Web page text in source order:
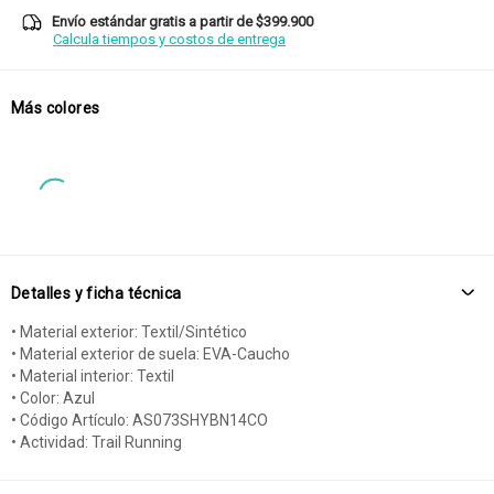
Envío estándar gratis a partir de $399.900
Calcula tiempos y costos de entrega
Más colores
Detalles y ficha técnica
• Material exterior: Textil/Sintético
• Material exterior de suela: EVA-Caucho
• Material interior: Textil
• Color: Azul
• Código Artículo: AS073SHYBN14CO
• Actividad: Trail Running